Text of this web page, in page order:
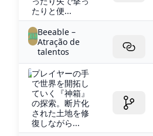
たりと便...
Beeable –
Atração de
talentos
プレイヤーの手
で世界を開拓し
ていく『神箱』
の探索。断片化
された土地を修
復しながら...